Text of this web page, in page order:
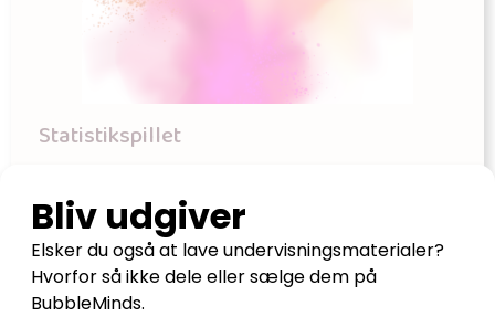
Statistikspillet
35,00kr
Tilføj til kurv